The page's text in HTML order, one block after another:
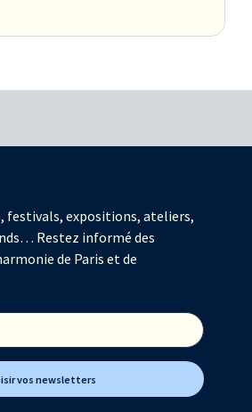
festivals, expositions, ateliers,
Restez informé des
de Paris et de
vos newsletters